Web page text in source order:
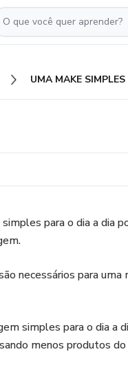
UMA MAKE SIMPLES
para o dia a dia
necessários para
simples para o dia a
menos produtos